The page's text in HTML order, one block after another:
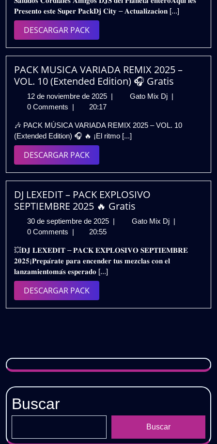
de
2025
𝗙𝗘𝗕𝗥𝗘𝗥𝗢
𝟮𝗞𝟮𝟱
𝐏𝐫𝐞𝐬𝐞𝐧𝐭𝐨 𝐞𝐬𝐭𝐞 𝐒𝐮𝐩𝐞𝐫 𝐏𝐚𝐜𝐤𝐃𝐣 𝐂𝐢𝐭𝐲 – 𝐀𝐜𝐭𝐮𝐚𝐥𝐢𝐳𝐚𝐜𝐢𝐨𝐧 [...]
DESCARGAR PACKDESCARGAR
PACK
PACK MUSICA VARIADA REMIX 2025 –
VOL. 10 (Extended Edition) 🎧 Gratis
12 de noviembre de 2025 12
de
2025
| Gato Mix Dj PACK
REMIX
(Extended
|
0 Comments | 20:17
🎶 PACK MÚSICA VARIADA REMIX 2025 – VOL. 10
(Extended Edition) 🎧 🔥 ¡El ritmo [...]
DESCARGAR PACKDESCARGAR
PACK
DJ LEXEDIT – PACK EXPLOSIVO
SEPTIEMBRE 2025 🔥 Gratis
30 de septiembre de 2025 30
de
2025
| Gato Mix Dj DJ
PACK
|
0 Comments | 20:55
💥𝐃𝐉 𝐋𝐄𝐗𝐄𝐃𝐈𝐓 – 𝐏𝐀𝐂𝐊 𝐄𝐗𝐏𝐋𝐎𝐒𝐈𝐕𝐎 𝐒𝐄𝐏𝐓𝐈𝐄𝐌𝐁𝐑𝐄
𝟐𝟎𝟐𝟓¡𝐏𝐫𝐞𝐩𝐚́𝐫𝐚𝐭𝐞 𝐩𝐚𝐫𝐚 𝐞𝐧𝐜𝐞𝐧𝐝𝐞𝐫 𝐭𝐮𝐬 𝐦𝐞𝐳𝐜𝐥𝐚𝐬 𝐜𝐨𝐧 𝐞𝐥
𝐥𝐚𝐧𝐳𝐚𝐦𝐢𝐞𝐧𝐭𝐨𝐦𝐚́𝐬 𝐞𝐬𝐩𝐞𝐫𝐚𝐝𝐨 [...]
DESCARGAR PACKDESCARGAR
PACK
Buscar
Buscar